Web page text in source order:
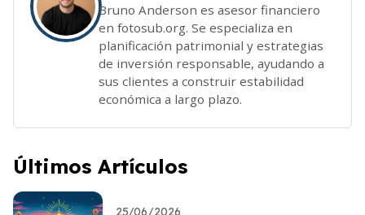
Bruno Anderson es asesor financiero
en fotosub.org. Se especializa en
planificación patrimonial y estrategias
de inversión responsable, ayudando a
sus clientes a construir estabilidad
económica a largo plazo.
Últimos Artículos
25/06/2026